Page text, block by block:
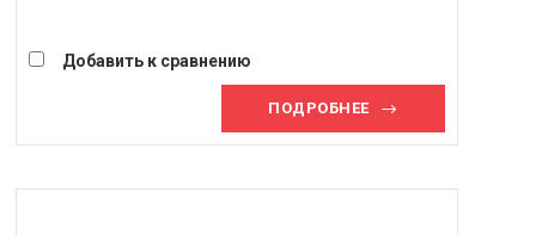
Добавить к сравнению
ПОДРОБНЕЕ